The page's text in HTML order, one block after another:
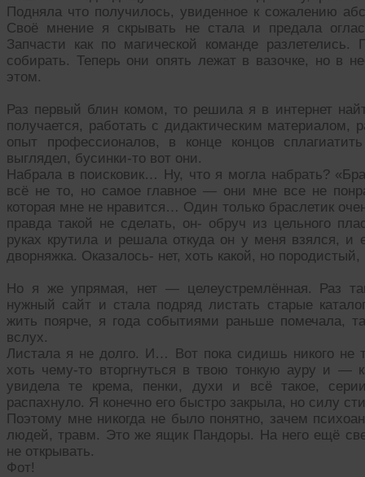
Подняла что получилось, увиденное к сожалению
Своё мнение я скрывать не стала и предала
Запчасти как по магической команде
собирать. Теперь они опять лежат в вазочке, но в
этом.
Раз первый блин комом, то решила я в интернет
получается, работать с дидактическим материалом,
опыт профессионалов, в конце концов
выглядел, бусинки-то вот они.
Набрала в поисковик… Ну, что я могла набрать?
всё не то, но самое главное — они мне все не
которая мне не нравится… Один только браслетик
правда такой не сделать, он- обруч из цельного
руках крутила и решала откуда он у меня взялся,
дворняжка. Оказалось- нет, хоть какой, но
Но я же упрямая, нет — целеустремлённая. Раз
нужный сайт и стала подряд листать старые
жить поярче, я года событиями раньше помечала,
вслух.
Листала я не долго. И… Вот пока сидишь никого не
хоть чему-то вторгнуться в твою тонкую ауру и —
увидела те крема, пенки, духи и всё такое,
распахнуло. Я конечно его быстро закрыла, но силу
Поэтому мне никогда не было понятно, зачем
людей, травм. Это же ящик Пандоры. На него ещё
не открывать.
Фот!